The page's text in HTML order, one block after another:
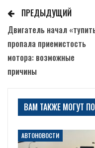
ПРЕДЫДУЩИЙ
Двигатель начал
пропала приемистость
мотора: возможные
причины
ВАМ ТАКЖЕ МОГУТ
АВТОНОВОСТИ